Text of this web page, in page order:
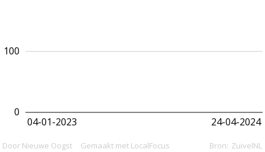
04-01-2023 24-04-2024
0
100
Bron: ZuivelNL
Gemaakt met LocalFocus
Door Nieuwe Oogst